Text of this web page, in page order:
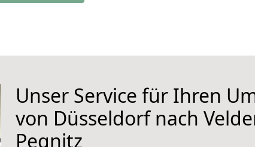
Unser Service für Ihren
von Düsseldorf nach
Pegnitz